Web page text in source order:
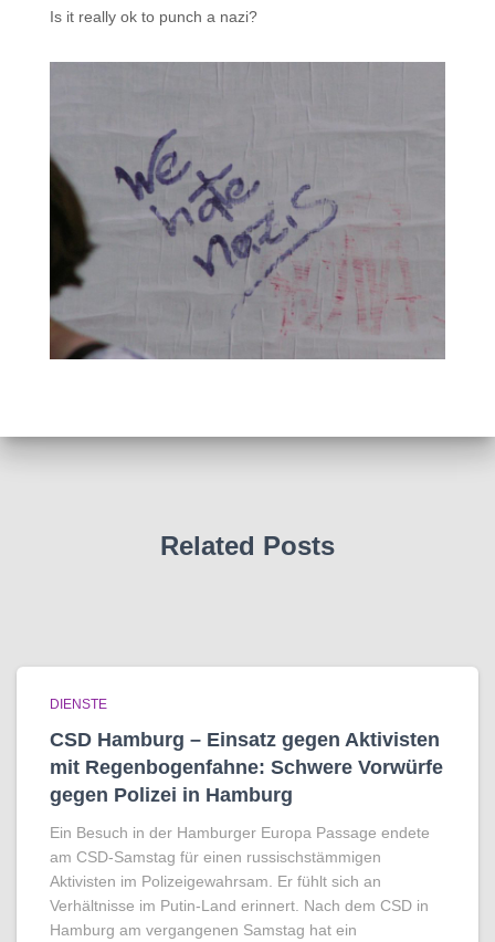
Is it really ok to punch a nazi?
Related Posts
DIENSTE
CSD Hamburg – Einsatz gegen Aktivisten
mit Regenbogen­fahne: Schwere Vorwürfe
gegen Polizei in Hamburg
Ein Besuch in der Hamburger Europa Passage endete
am CSD-Samstag für einen russischstämmigen
Aktivisten im Polizeigewahrsam. Er fühlt sich an
Verhältnisse im Putin-Land erinnert. Nach dem CSD in
Hamburg am vergangenen Samstag hat ein